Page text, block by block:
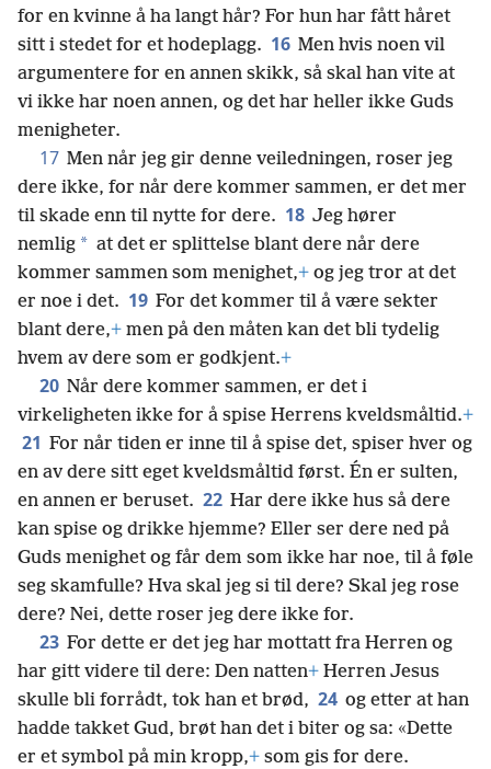
for en kvinne å ha langt hår? For hun har fått håret
sitt i stedet for et hodeplagg. 16 Men hvis noen vil
argumentere for en annen skikk, så skal han vite at
vi ikke har noen annen, og det har heller ikke Guds
menigheter.
17 Men når jeg gir denne veiledningen, roser jeg
dere ikke, for når dere kommer sammen, er det mer
til skade enn til nytte for dere. 18 Jeg hører
nemlig * at det er splittelse blant dere når dere
kommer sammen som menighet,+ og jeg tror at det
er noe i det. 19 For det kommer til å være sekter
blant dere,+ men på den måten kan det bli tydelig
hvem av dere som er godkjent.+
20 Når dere kommer sammen, er det i
virkeligheten ikke for å spise Herrens kveldsmåltid.+
21 For når tiden er inne til å spise det, spiser hver og
en av dere sitt eget kveldsmåltid først. Én er sulten,
en annen er beruset. 22 Har dere ikke hus så dere
kan spise og drikke hjemme? Eller ser dere ned på
Guds menighet og får dem som ikke har noe, til å føle
seg skamfulle? Hva skal jeg si til dere? Skal jeg rose
dere? Nei, dette roser jeg dere ikke for.
23 For dette er det jeg har mottatt fra Herren og
har gitt videre til dere: Den natten+ Herren Jesus
skulle bli forrådt, tok han et brød, 24 og etter at han
hadde takket Gud, brøt han det i biter og sa: «Dette
er et symbol på min kropp,+ som gis for dere.